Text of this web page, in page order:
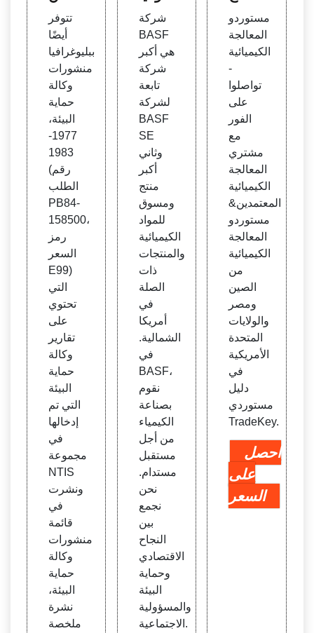
شورا
ت وكا
لة حم
اية الب
يئة ال
فصلية
تتوفر
أيضًا
ببليوغرافيا
منشورات
وكالة
حماية
البيئة،
1977-
1983
(رقم
الطلب
PB84-
158500،
رمز
السعر
E99)
التي
تحتوي
على
تقارير
وكالة
حماية
البيئة
التي تم
إدخالها
في
مجموعة
NTIS
ونشرت
في
قائمة
منشورات
وكالة
حماية
البيئة،
نشرة
ملخصة
ت الم
تحدة
شركة
BASF
هي أكبر
شركة
تابعة
لشركة
BASF
SE
وثاني
أكبر
منتج
ومسوق
للمواد
الكيميائية
والمنتجات
ذات
الصلة
في
أمريكا
الشمالية.
في
BASF،
نقوم
بصناعة
الكيمياء
من أجل
مستقبل
مستدام.
نحن
نجمع
بين
النجاح
الاقتصادي
وحماية
البيئة
والمسؤولية
الاجتماعية.
ميائية
& مش
ترو ال
معالج
ة الكي
ميائية
مستوردو
المعالجة
الكيميائية
-
تواصلوا
على
الفور
مع
مشتري
المعالجة
الكيميائية
المعتمدين&
مستوردو
المعالجة
الكيميائية
من
الصين
ومصر
والولايات
المتحدة
الأمريكية
في
دليل
مستوردي
TradeKey.
احصل
على
السعر